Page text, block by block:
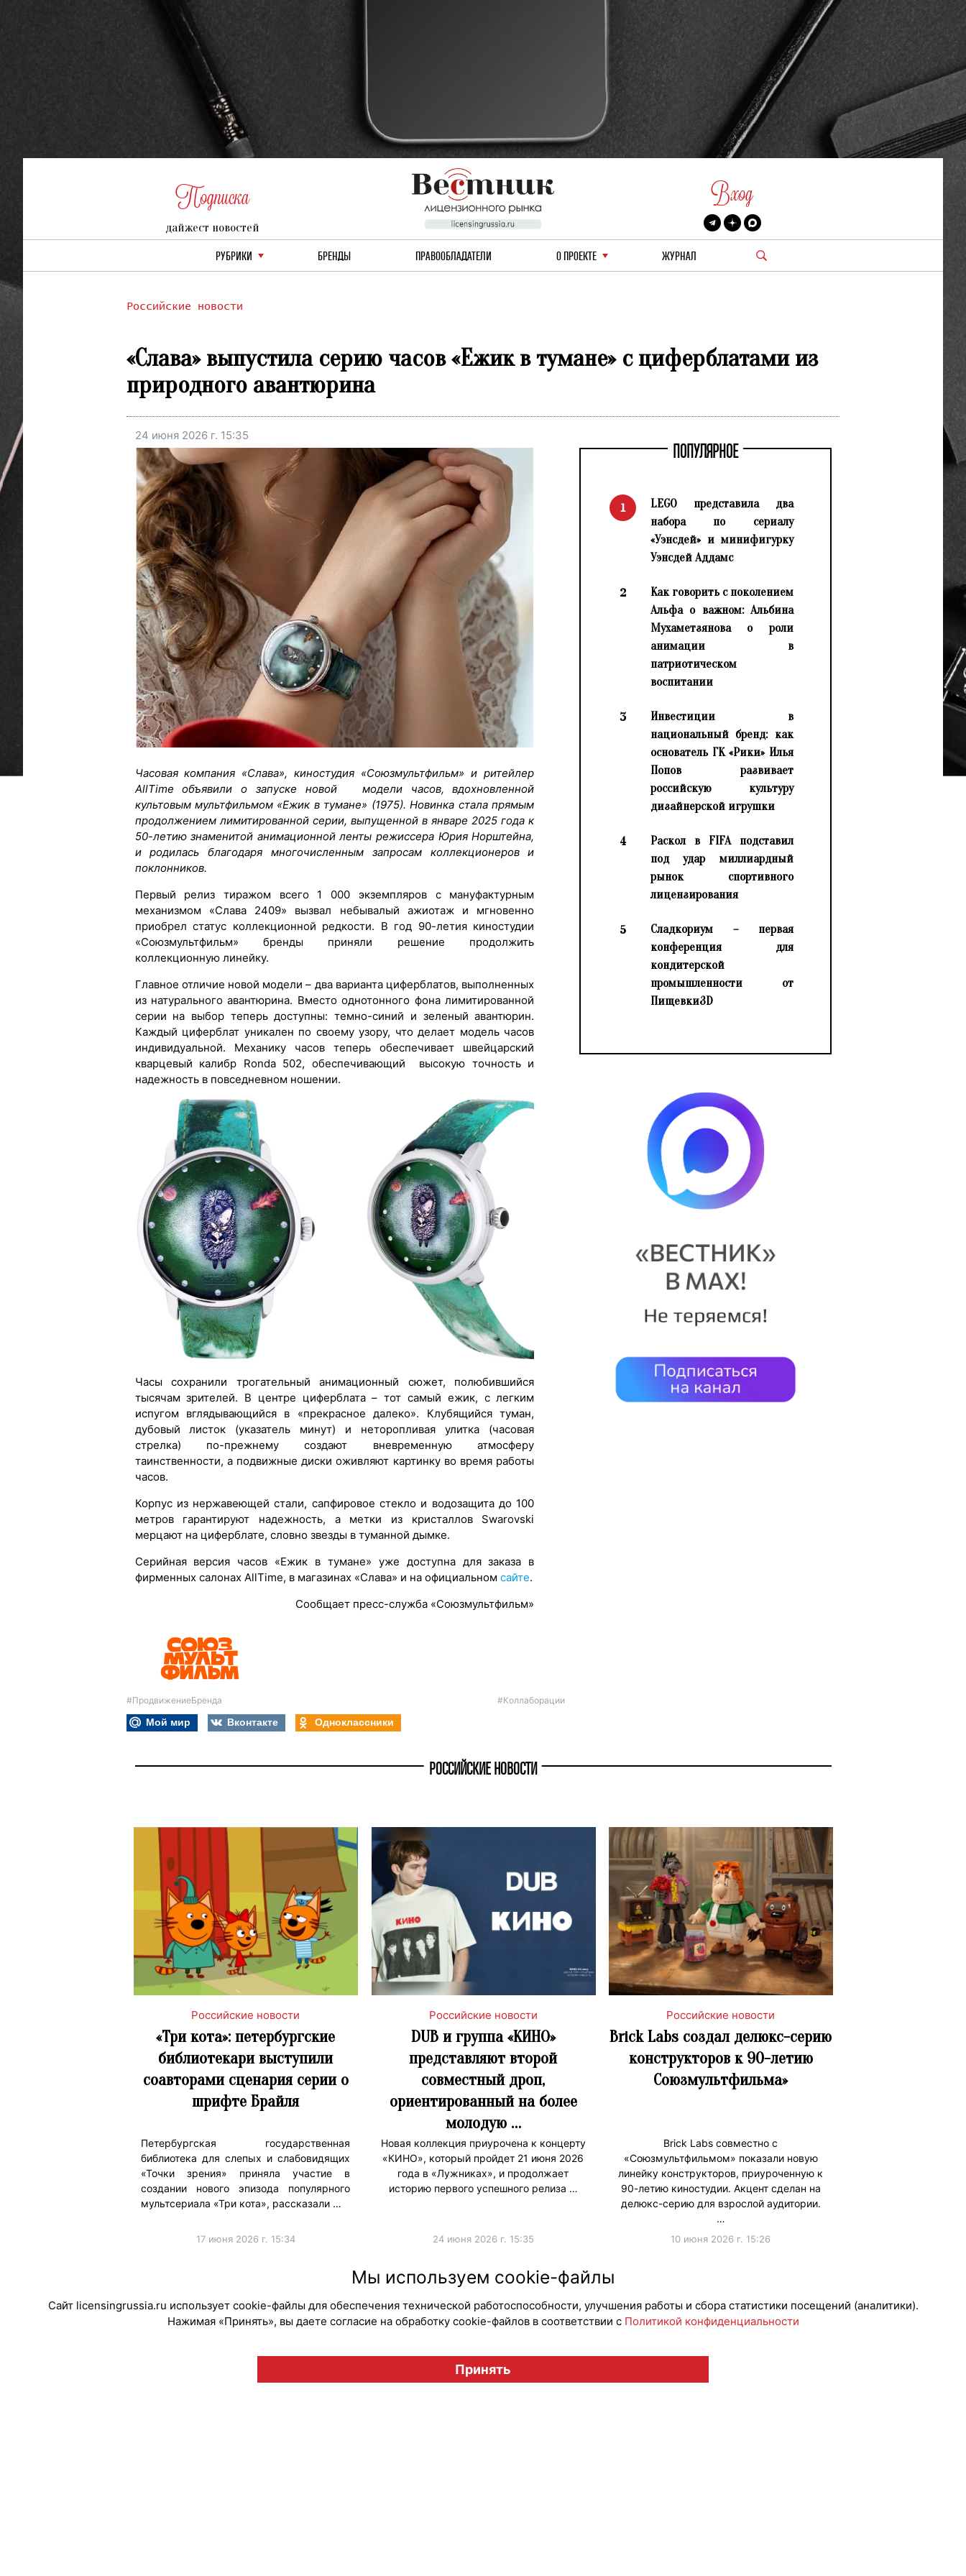
Подписка
дайжест новостей
Вход
РУБРИКИ БРЕНДЫ ПРАВООБЛАДАТЕЛИ О ПРОЕКТЕ ЖУРНАЛ
Российские новости
«Слава» выпустила серию часов «Ежик в тумане» с циферблатами из
природного авантюрина
24 июня 2026 г. 15:35
Часовая компания «Слава», киностудия «Союзмультфильм» и ритейлер
AllTime объявили о запуске новой модели часов, вдохновленной
культовым мультфильмом «Ежик в тумане» (1975). Новинка стала прямым
продолжением лимитированной серии, выпущенной в январе 2025 года к
50-летию знаменитой анимационной ленты режиссера Юрия Норштейна,
и родилась благодаря многочисленным запросам коллекционеров и
поклонников.
Первый релиз тиражом всего 1 000 экземпляров с мануфактурным
механизмом «Слава 2409» вызвал небывалый ажиотаж и мгновенно
приобрел статус коллекционной редкости. В год 90-летия киностудии
«Союзмультфильм» бренды приняли решение продолжить
коллекционную линейку.
Главное отличие новой модели – два варианта циферблатов, выполненных
из натурального авантюрина. Вместо однотонного фона лимитированной
серии на выбор теперь доступны: темно-синий и зеленый авантюрин.
Каждый циферблат уникален по своему узору, что делает модель часов
индивидуальной. Механику часов теперь обеспечивает швейцарский
кварцевый калибр Ronda 502, обеспечивающий высокую точность и
надежность в повседневном ношении.
Часы сохранили трогательный анимационный сюжет, полюбившийся
тысячам зрителей. В центре циферблата – тот самый ежик, с легким
испугом вглядывающийся в «прекрасное далеко». Клубящийся туман,
дубовый листок (указатель минут) и неторопливая улитка (часовая
стрелка) по-прежнему создают вневременную атмосферу
таинственности, а подвижные диски оживляют картинку во время работы
часов.
Корпус из нержавеющей стали, сапфировое стекло и водозащита до 100
метров гарантируют надежность, а метки из кристаллов Swarovski
мерцают на циферблате, словно звезды в туманной дымке.
Серийная версия часов «Ежик в тумане» уже доступна для заказа в
фирменных салонах AllTime, в магазинах «Слава» и на официальном сайте.
Сообщает пресс-служба «Союзмультфильм»
ПОПУЛЯРНОЕ
1
LEGO представила два
набора по сериалу
«Уэнсдей» и минифигурку
Уэнсдей Аддамс
2
Как говорить с поколением
Альфа о важном: Альбина
Мухаметзянова о роли
анимации в
патриотическом
воспитании
3
Инвестиции в
национальный бренд: как
основатель ГК «Рики» Илья
Попов развивает
российскую культуру
дизайнерской игрушки
4
Раскол в FIFA подставил
под удар миллиардный
рынок спортивного
лицензирования
5
Сладкориум – первая
конференция для
кондитерской
промышленности от
Пищевки3D
#ПродвижениеБренда #Коллаборации
Мой мир Вконтакте Одноклассники
РОССИЙСКИЕ НОВОСТИ
Российские новости
«Три кота»: петербургские
библиотекари выступили
соавторами сценария серии о
шрифте Брайля
Петербургская государственная
библиотека для слепых и слабовидящих
«Точки зрения» приняла участие в
создании нового эпизода популярного
мультсериала «Три кота», рассказали …
17 июня 2026 г. 15:34
Российские новости
DUB и группа «КИНО»
представляют второй
совместный дроп,
ориентированный на более
молодую …
Новая коллекция приурочена к концерту
«КИНО», который пройдет 21 июня 2026
года в «Лужниках», и продолжает
историю первого успешного релиза …
24 июня 2026 г. 15:35
Российские новости
Brick Labs создал делюкс-серию
конструкторов к 90-летию
Союзмультфильма»
Brick Labs совместно с
«Союзмультфильмом» показали новую
линейку конструкторов, приуроченную к
90-летию киностудии. Акцент сделан на
делюкс-серию для взрослой аудитории.
…
10 июня 2026 г. 15:26
© "Вестник лицензионного рынка", licensingrussia.ru, 2009-2026 12+
Мы используем cookie-файлы
Сайт licensingrussia.ru использует cookie-файлы для обеспечения технической работоспособности, улучшения работы и сбора статистики посещений (аналитики).
Нажимая «Принять», вы даете согласие на обработку cookie-файлов в соответствии с Политикой конфиденциальности
Принять